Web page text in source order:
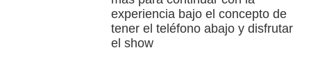
experiencia bajo el concepto de
tener el teléfono abajo y disfrutar
el show